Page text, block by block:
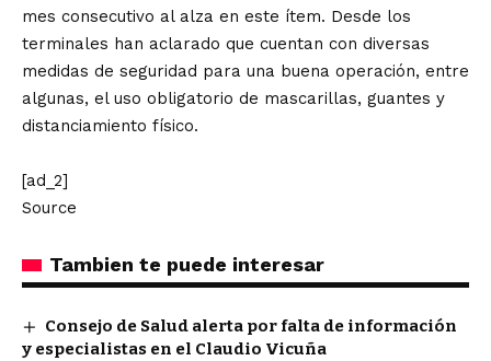
mes consecutivo al alza en este ítem. Desde los
terminales han aclarado que cuentan con diversas
medidas de seguridad para una buena operación, entre
algunas, el uso obligatorio de mascarillas, guantes y
distanciamiento físico.
[ad_2]
Source
Tambien te puede interesar
Consejo de Salud alerta por falta de información
y especialistas en el Claudio Vicuña